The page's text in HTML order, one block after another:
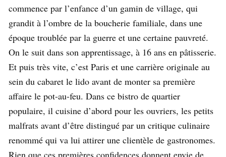
commence par l’enfance d’un gamin de village, qui
grandit à l’ombre de la boucherie familiale, dans une
époque troublée par la guerre et une certaine pauvreté.
On le suit dans son apprentissage, à 16 ans en pâtisserie.
Et puis très vite, c’est Paris et une carrière originale au
sein du cabaret le lido avant de monter sa première
affaire le pot-au-feu. Dans ce bistro de quartier
populaire, il cuisine d’abord pour les ouvriers, les petits
malfrats avant d’être distingué par un critique culinaire
renommé qui va lui attirer une clientèle de gastronomes.
Rien que ces premières confidences donnent envie de